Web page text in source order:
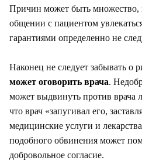
Причин может быть
общении с пациентом
гарантиями определенно не
Наконец не следует забывать о
может оговорить врача.
может выдвинуть против врача
что врач «запугивал его,
медицинские услуги и
подобного обвинения может
добровольное согласие.